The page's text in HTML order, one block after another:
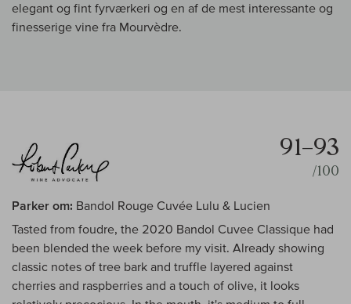
elegant og fint fyrværkeri og en af de mest interessante og
finesserige vine fra Mourvèdre.
91–93
/100
Parker om: Bandol Rouge Cuvée Lulu & Lucien
Tasted from foudre, the 2020 Bandol Cuvee Classique had
been blended the week before my visit. Already showing
classic notes of tree bark and truffle layered against
cherries and raspberries and a touch of olive, it looks